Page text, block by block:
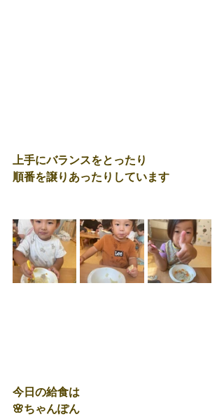
上手にバランスをとったり
順番を譲りあったりしています
今日の給食は
🌸ちゃんぽん